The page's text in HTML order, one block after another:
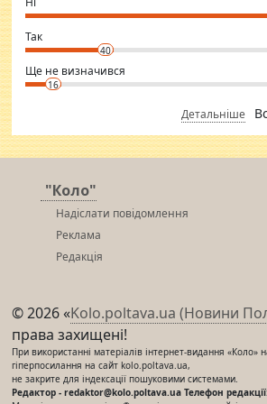
conscious in order to keep yourself fit and
club.
⇒ sakshimirchandani.com
Так
40
Ще не визначився
16
Детальніше
"Коло"
Надіслати повідомлення
Реклама
Редакція
© 2026 «Kolo.poltava.ua (Новини
права захищені!
При використанні матеріалів інтернет-видання «Коло»
гіперпосилання на сайт kolo.poltava.ua,
не закрите для індексації пошуковими системами.
Редактор - redaktor@kolo.poltava.ua Телефон